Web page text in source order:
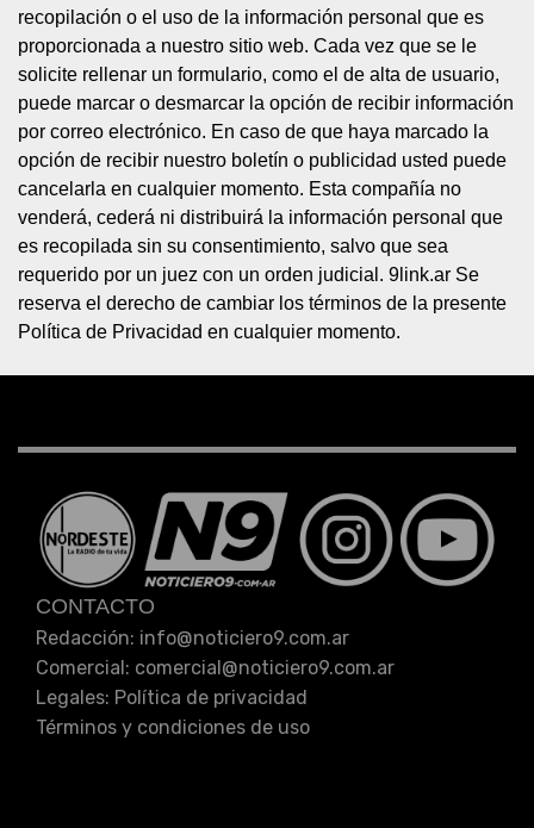
recopilación o el uso de la información personal que es
proporcionada a nuestro sitio web. Cada vez que se le
solicite rellenar un formulario, como el de alta de usuario,
puede marcar o desmarcar la opción de recibir información
por correo electrónico. En caso de que haya marcado la
opción de recibir nuestro boletín o publicidad usted puede
cancelarla en cualquier momento. Esta compañía no
venderá, cederá ni distribuirá la información personal que
es recopilada sin su consentimiento, salvo que sea
requerido por un juez con un orden judicial. 9link.ar Se
reserva el derecho de cambiar los términos de la presente
Política de Privacidad en cualquier momento.
CONTACTO
Redacción: info@noticiero9.com.ar
Comercial: comercial @noticiero9.com.ar
Legales: Política de privacidad
Términos y condiciones de uso